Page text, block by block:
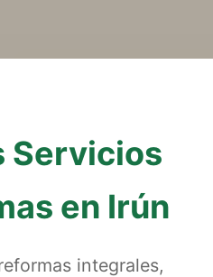
Servicios
en Irún
integrales,